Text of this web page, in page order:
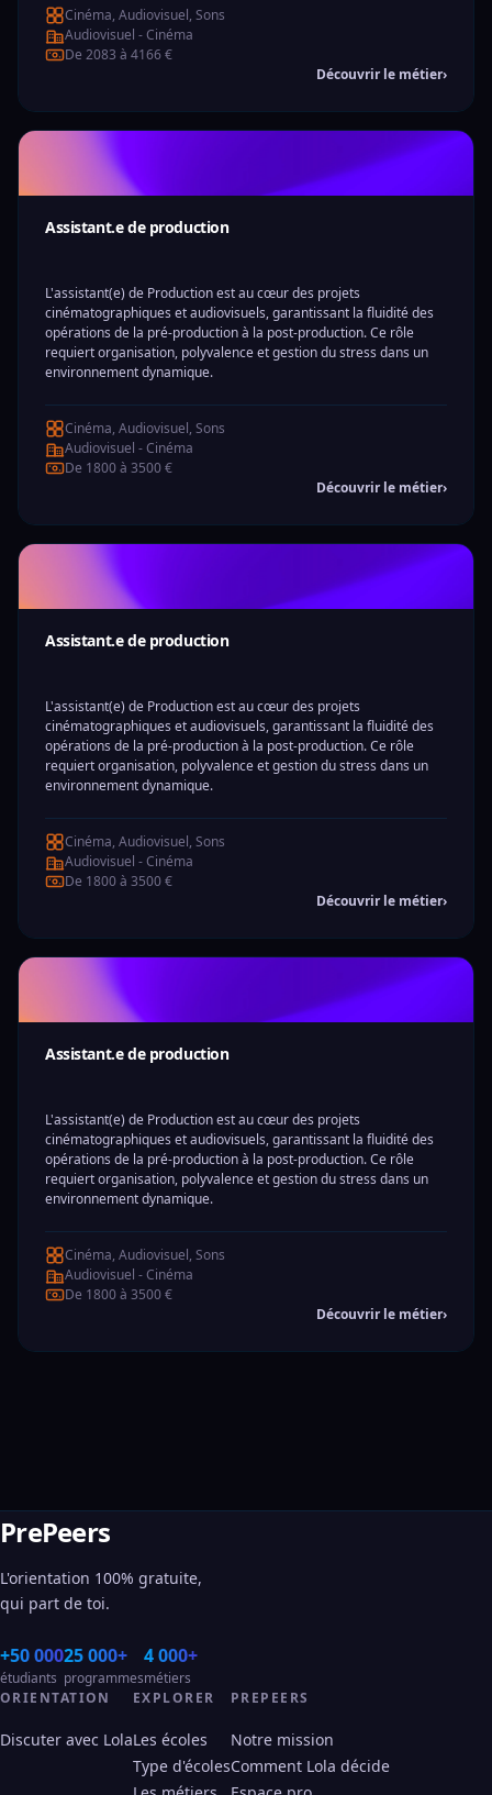
Cinéma, Audiovisuel, Sons
Audiovisuel - Cinéma
De 2083 à 4166 €
Découvrir le métier›
Assistant.e de production
L'assistant(e) de Production est au cœur des projets
cinématographiques et audiovisuels, garantissant la fluidité des
opérations de la pré-production à la post-production. Ce rôle
requiert organisation, polyvalence et gestion du stress dans un
environnement dynamique.
Cinéma, Audiovisuel, Sons
Audiovisuel - Cinéma
De 1800 à 3500 €
Découvrir le métier›
Assistant.e de production
L'assistant(e) de Production est au cœur des projets
cinématographiques et audiovisuels, garantissant la fluidité des
opérations de la pré-production à la post-production. Ce rôle
requiert organisation, polyvalence et gestion du stress dans un
environnement dynamique.
Cinéma, Audiovisuel, Sons
Audiovisuel - Cinéma
De 1800 à 3500 €
Découvrir le métier›
Assistant.e de production
L'assistant(e) de Production est au cœur des projets
cinématographiques et audiovisuels, garantissant la fluidité des
opérations de la pré-production à la post-production. Ce rôle
requiert organisation, polyvalence et gestion du stress dans un
environnement dynamique.
Cinéma, Audiovisuel, Sons
Audiovisuel - Cinéma
De 1800 à 3500 €
Découvrir le métier›
PrePeers
L'orientation 100% gratuite,
qui part de toi.
+50 000
étudiants
25 000+
programmes
4 000+
métiers
ORIENTATION
Discuter avec Lola
EXPLORER
Les écoles
Type d'écoles
PREPEERS
Notre mission
Comment Lola décide